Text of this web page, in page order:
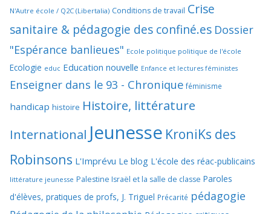
N'Autre école / Q2C (Libertalia) Conditions de travail Crise
sanitaire & pédagogie des confiné.es Dossier
"Espérance banlieues" Ecole politique politique de l'école
Ecologie educ Education nouvelle Enfance et lectures féministes
Enseigner dans le 93 - Chronique féminisme
handicap histoire Histoire, littérature
International Jeunesse KroniKs des
Robinsons L'Imprévu Le blog L'école des réac-publicains
littérature jeunesse Palestine Israël et la salle de classe Paroles
d'élèves, pratiques de profs, J. Triguel Précarité pédagogie